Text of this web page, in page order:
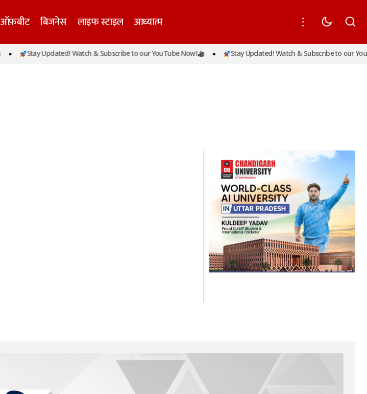
ऑफ़बीट बिजनेस लाइफ स्टाइल आध्यात्म
Stay Updated! Watch & Subscribe to our YouTube Now! Stay Updated! Watch & Subscribe to our